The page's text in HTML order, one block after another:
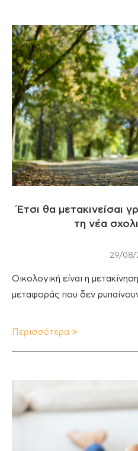
Έτσι θα μετακινείσαι
τη νέα
29/08/
Οικολογική είναι η
μεταφοράς που δεν
Περισσότερα